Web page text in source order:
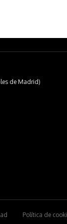
de Madrid)
Política de